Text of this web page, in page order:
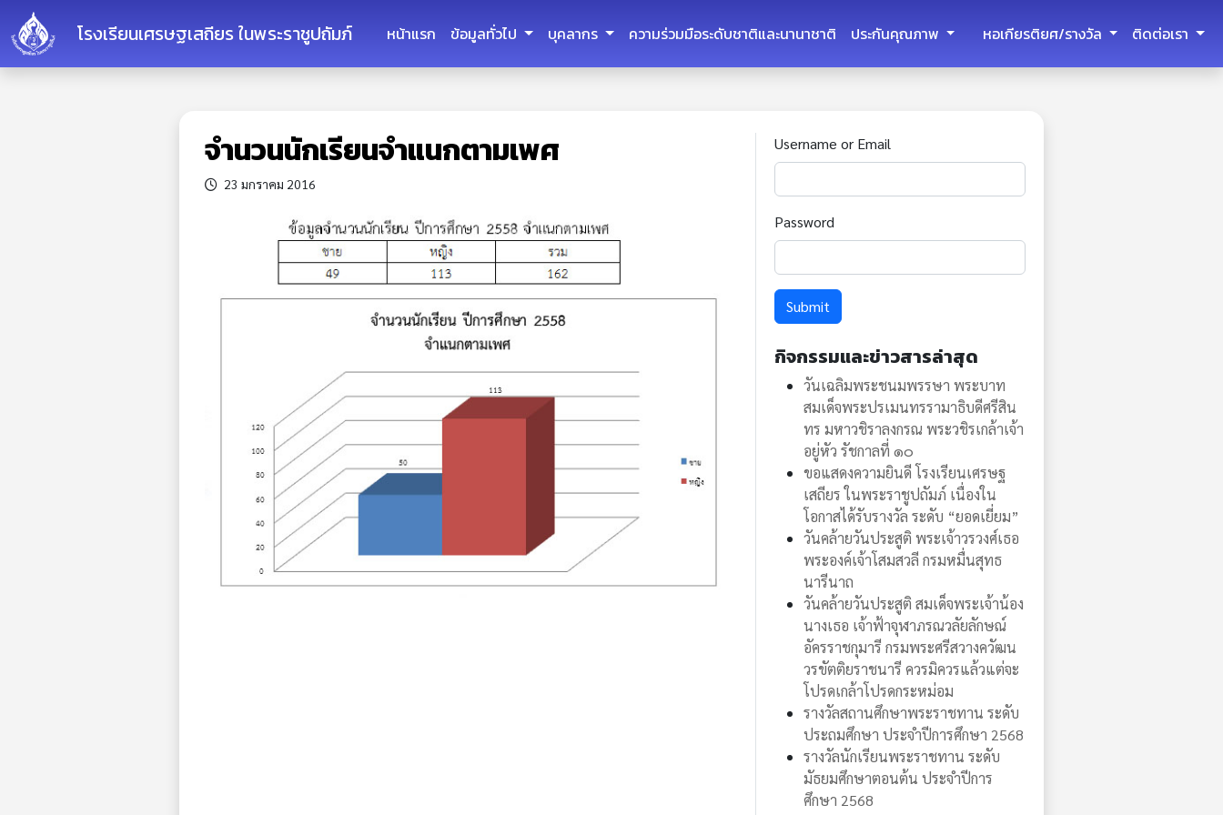
โรงเรียนเศรษฐเสถียร ในพระราชูปถัมภ์ หน้าแรก ข้อมูลทั่วไป บุคลากร ความร่วมมือระดับชาติและนานาชาติ ประกันคุณภาพ หอเกียรติยศ/รางวัล ติดต่อเรา
จำนวนนักเรียนจำแนกตามเพศ
23 มกราคม 2016
Username or Email
Password
Submit
กิจกรรมและข่าวสารล่าสุด
วันเฉลิมพระชนมพรรษา พระบาท
สมเด็จพระปรเมนทรรามาธิบดีศรีสิน
ทร มหาวชิราลงกรณ พระวชิรเกล้าเจ้า
อยู่หัว รัชกาลที่ ๑๐
ขอแสดงความยินดี โรงเรียนเศรษฐ
เสถียร ในพระราชูปถัมภ์ เนื่องใน
โอกาสได้รับรางวัล ระดับ “ยอดเยี่ยม”
วันคล้ายวันประสูติ พระเจ้าวรวงศ์เธอ
พระองค์เจ้าโสมสวลี กรมหมื่นสุทธ
นารีนาถ
วันคล้ายวันประสูติ สมเด็จพระเจ้าน้อง
นางเธอ เจ้าฟ้าจุฬาภรณวลัยลักษณ์
อัครราชกุมารี กรมพระศรีสวางควัฒน
วรขัตติยราชนารี ควรมิควรแล้วแต่จะ
โปรดเกล้าโปรดกระหม่อม
รางวัลสถานศึกษาพระราชทาน ระดับ
ประถมศึกษา ประจำปีการศึกษา 2568
รางวัลนักเรียนพระราชทาน ระดับ
มัธยมศึกษาตอนต้น ประจำปีการ
ศึกษา 2568